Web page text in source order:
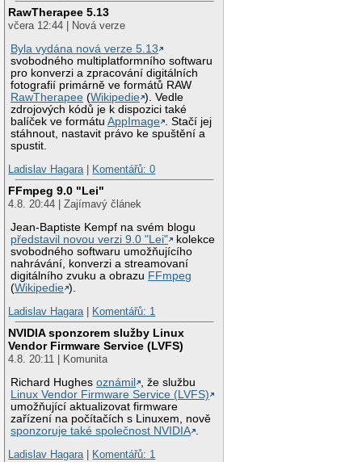
RawTherapee 5.13
včera 12:44 | Nová verze
Byla vydána nová verze 5.13
svobodného multiplatformního softwaru
pro konverzi a zpracování digitálních
fotografií primárně ve formátů RAW
RawTherapee (Wikipedie ). Vedle
zdrojových kódů je k dispozici také
balíček ve formátuAppImage
. Stačí jej
stáhnout, nastavit právo ke spuštění a
spustit.
Ladislav Hagara| Komentářů: 0
FFmpeg 9.0 "Lei"
4.8. 20:44 | Zajímavý článek
Jean-Baptiste Kempf na svém blogu
představil novou verzi 9.0 "Lei"
kolekce
svobodného softwaru umožňujícího
nahrávání, konverzi a streamovaní
digitálního zvuku a obrazu FFmpeg
(Wikipedie ).
Ladislav Hagara| Komentářů: 1
NVIDIA sponzorem služby Linux
Vendor Firmware Service (LVFS)
4.8. 20:11 | Komunita
Richard Hughesoznámil
, že službu
Linux Vendor Firmware Service (LVFS)
umožňující aktualizovat firmware
zařízení na počítačích s Linuxem, nově
sponzoruje také společnost NVIDIA
Ladislav Hagara| Komentářů: 1